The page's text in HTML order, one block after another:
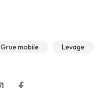
Grue mobile
Levage